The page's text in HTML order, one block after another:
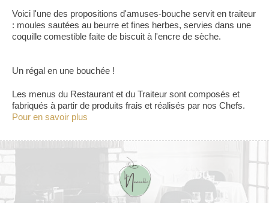
Voici l'une des propositions d'amuses-bouche servit en traiteur
: moules sautées au beurre et fines herbes, servies dans une
coquille comestible faite de biscuit à l'encre de sèche.
Un régal en une bouchée !
Les menus du Restaurant et du Traiteur sont composés et
fabriqués à partir de produits frais et réalisés par nos Chefs.
Pour en savoir plus